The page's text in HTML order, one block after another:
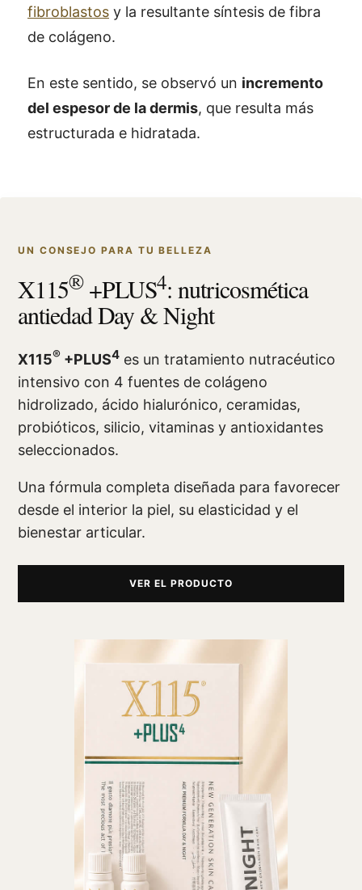
fibroblastos y la resultante síntesis de fibra
de colágeno.
En este sentido, se observó un incremento
del espesor de la dermis, que resulta más
estructurada e hidratada.
UN CONSEJO PARA TU BELLEZA
X115®+PLUS4: nutricosmética
antiedad Day & Night
X115® +PLUS4 es un tratamiento nutracéutico
intensivo con 4 fuentes de colágeno
hidrolizado, ácido hialurónico, ceramidas,
probióticos, silicio, vitaminas y antioxidantes
seleccionados.
Una fórmula completa diseñada para favorecer
desde el interior la piel, su elasticidad y el
bienestar articular.
VER EL PRODUCTO